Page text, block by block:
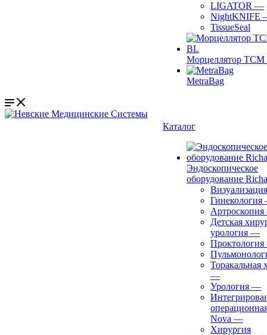
LIGATOR —
NightKNIFE
TissueSeal
Морцеллятор ТСМ
MetraBag
Каталог
Эндоскопическое
оборудование
Визуализация
Гинекология
Артроскопия
Детская
урология —
Проктология
Торакальная
—
Урология —
Nova —
Хирургия